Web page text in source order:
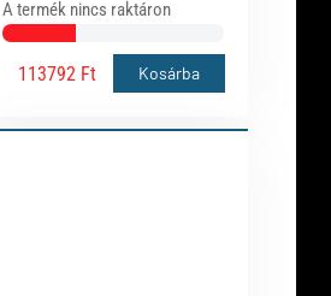
A termék nincs raktáron
113792 Ft Kosárba